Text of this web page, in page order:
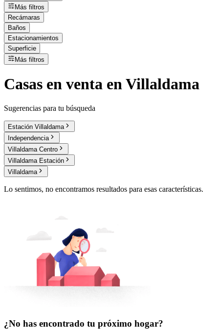
Más filtros
Recámaras
Baños
Estacionamientos
Superficie
Más filtros
Casas en venta en Villaldama
Sugerencias para tu búsqueda
Estación Villaldama
Independencia
Villaldama Centro
Villaldama Estación
Villaldama
Lo sentimos, no encontramos resultados para esas características.
¿No has encontrado tu próximo hogar?